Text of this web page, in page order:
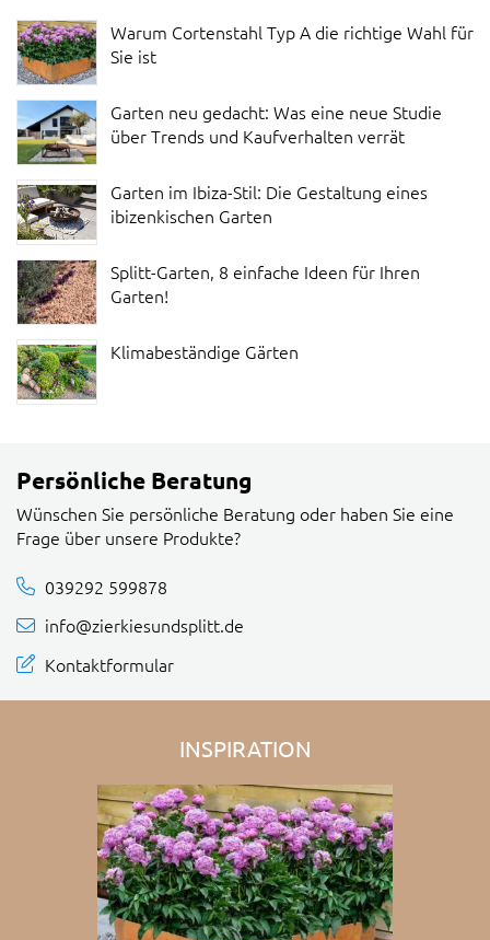
Warum Cortenstahl Typ A die richtige Wahl für
Sie ist
Garten neu gedacht: Was eine neue Studie
über Trends und Kaufverhalten verrät
Garten im Ibiza-Stil: Die Gestaltung eines
ibizenkischen Garten
Splitt-Garten, 8 einfache Ideen für Ihren
Garten!
Klimabeständige Gärten
Persönliche Beratung
Wünschen Sie persönliche Beratung oder haben Sie eine
Frage über unsere Produkte?
039292 599878
info@zierkiesundsplitt.de
Kontaktformular
INSPIRATION